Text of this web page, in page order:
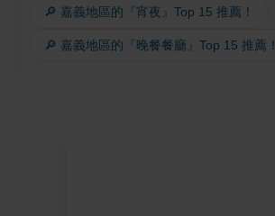
🔎 嘉義地區的『宵夜』Top 15 推薦！
🔎 嘉義地區的『晚餐餐廳』Top 15 推薦！